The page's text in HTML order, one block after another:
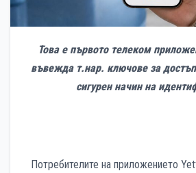
Това е първото телеком
въвежда т.нар. ключове за
сигурен начин на
Потребителите на приложението